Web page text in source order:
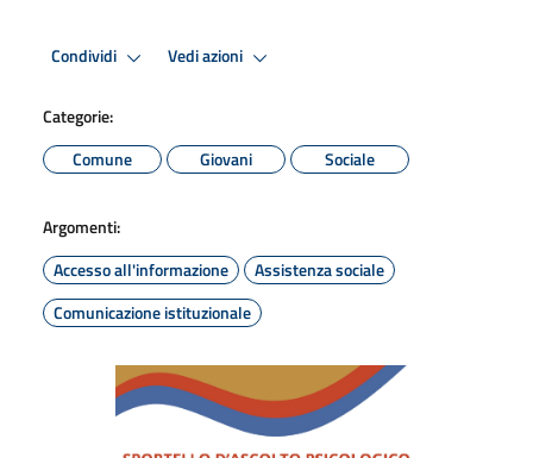
Condividi Vedi azioni
Categorie:
Comune
Giovani Sociale
Argomenti:
Accesso all'informazione
Assistenza sociale
Comunicazione istituzionale